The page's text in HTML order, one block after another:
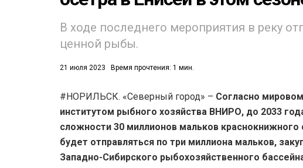
В ходе последнего мероприятия в реку
ценной рыбы.
21 июля 2023 Время прочтения: 1 мин.
#НОРИЛЬСК. «Северный город» – Согласно
институтом рыбного хозяйства ВНИРО, до 2033
сложности 30 миллионов мальков
будет отправляться по три миллиона мальков,
Западно-Сибирского рыбохозяйственного